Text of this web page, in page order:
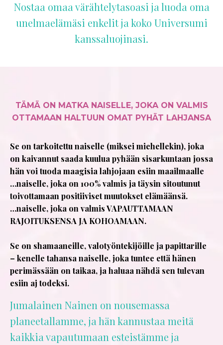
Nostaa omaa värähtelytasoasi ja luoda oma
unelmaelämäsi enkelit ja koko Universumi
kanssaluojinasi.
TÄMÄ ON MATKA NAISELLE, JOKA ON VALMIS
OTTAMAAN HALTUUN OMAT PYHÄT LAHJANSA
Se on tarkoitettu naiselle (miksei miehellekin), joka
on kaivannut saada kuulua pyhään sisarkuntaan jossa
hän voi tuoda maagisia lahjojaan esiin maailmaalle
…naiselle, joka on 100% valmis ja täysin sitoutunut
toivottamaan positiiviset muutokset elämäänsä.
…naiselle, joka on valmis VAPAUTTAMAAN
RAJOITUKSENSA JA KOHOAMAAN.
Se on shamaaneille, valotyöntekijöille ja papittarille
– kenelle tahansa naiselle, joka tuntee että hänen
perimässään on taikaa, ja haluaa nähdä sen tulevan
esiin aj todeksi.
Jumalainen Nainen on nousemassa
planeetallamme, ja hän kannustaa meitä
kaikkia vapautumaan esteistämme ja